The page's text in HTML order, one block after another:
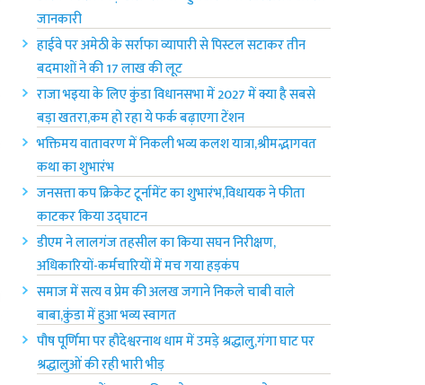
जानकारी
हाईवे पर अमेठी के सर्राफा व्यापारी से पिस्टल सटाकर तीन
बदमाशों ने की 17 लाख की लूट
राजा भ‌इया के लिए कुंडा विधानसभा में 2027 में क्या है सबसे
बड़ा खतरा,कम हो रहा ये फर्क बढ़ाएगा टेंशन
भक्तिमय वातावरण में निकली भव्य कलश यात्रा,श्रीमद्भागवत
कथा का शुभारंभ
जनसत्ता कप क्रिकेट टूर्नामेंट का शुभारंभ,विधायक ने फीता
काटकर किया उद्घाटन
डीएम ने लालगंज तहसील का किया सघन निरीक्षण,
अधिकारियों-कर्मचारियों में मच गया हड़कंप
समाज में सत्य व प्रेम की अलख जगाने निकले चाबी वाले
बाबा,कुंडा में हुआ भव्य स्वागत
पौष पूर्णिमा पर हौदेश्वरनाथ धाम में उमड़े श्रद्धालु,गंगा घाट पर
श्रद्धालुओं की रही भारी भीड़